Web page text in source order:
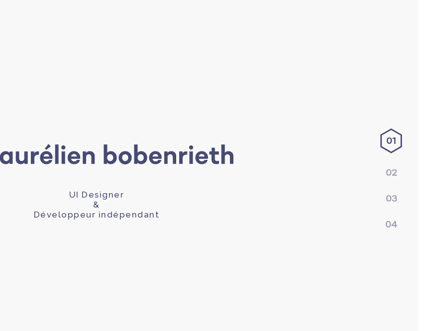
01
02
03
04
UI Designer
&
Développeur indépendant